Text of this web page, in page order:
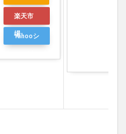
楽天市
場
Yahooシ